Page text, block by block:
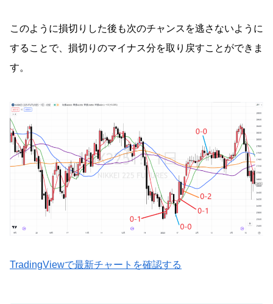
このように損切りした後も次のチャンスを逃さないように
することで、損切りのマイナス分を取り戻すことができま
す。
TradingViewで最新チャートを確認する